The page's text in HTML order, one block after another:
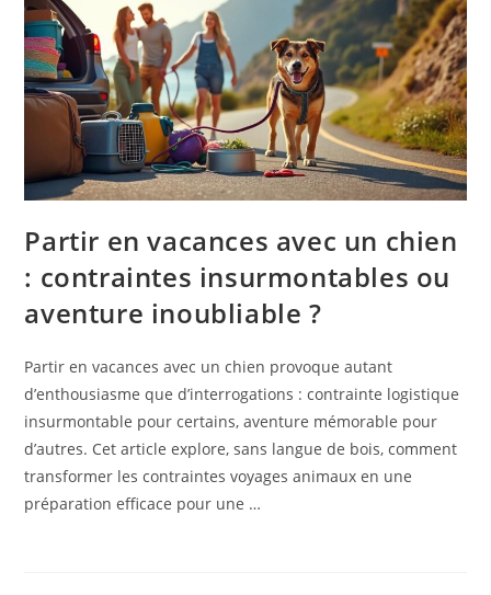
Partir en vacances avec un chien
: contraintes insurmontables ou
aventure inoubliable ?
Partir en vacances avec un chien provoque autant
d’enthousiasme que d’interrogations : contrainte logistique
insurmontable pour certains, aventure mémorable pour
d’autres. Cet article explore, sans langue de bois, comment
transformer les contraintes voyages animaux en une
préparation efficace pour une …